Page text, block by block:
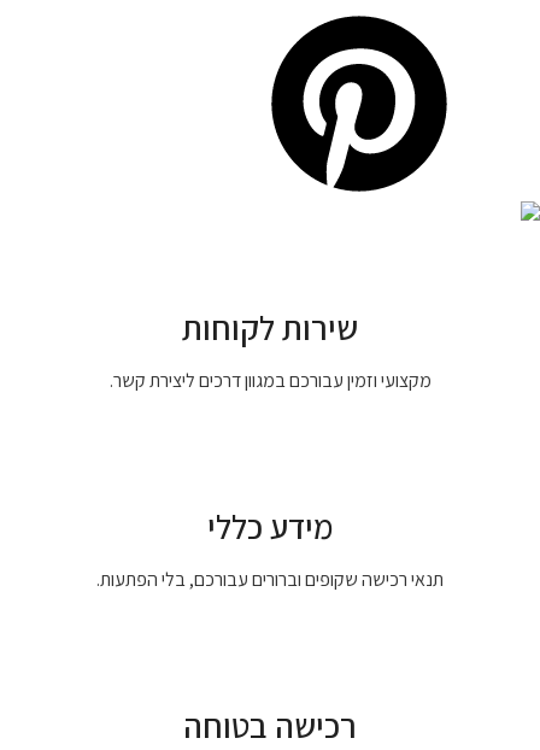
שירות לקוחות
מקצועי וזמין עבורכם במגוון דרכים ליצירת קשר.
מידע כללי
תנאי רכישה שקופים וברורים עבורכם, בלי הפתעות.
רכישה בטוחה